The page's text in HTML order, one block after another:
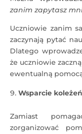
zanim zapytasz
Uczniowie zanim
zaczynają pytać
Dlatego
że uczniowie
ewentualną
Wsparcie
Zamiast
zorganizować